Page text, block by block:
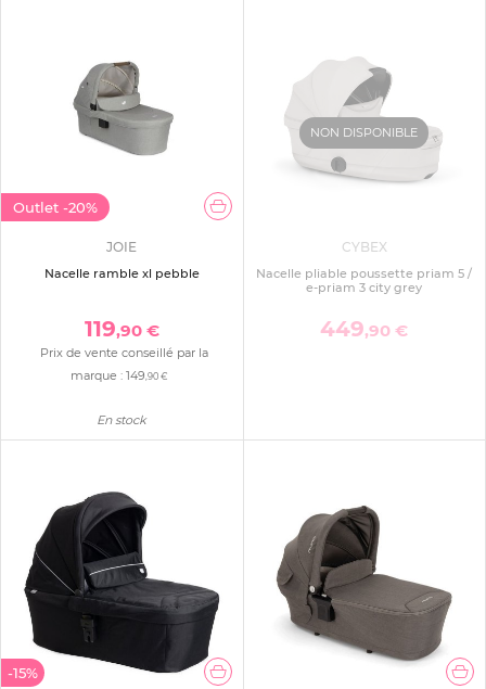
Outlet -20%
JOIE
Nacelle ramble xl pebble
119,90 €
Prix de vente conseillé par la
marque :149 ,90 €
En stock
NON DISPONIBLE
CYBEX
Nacelle pliable poussette priam 5 /
e-priam 3 city grey
449,90 €
-15%